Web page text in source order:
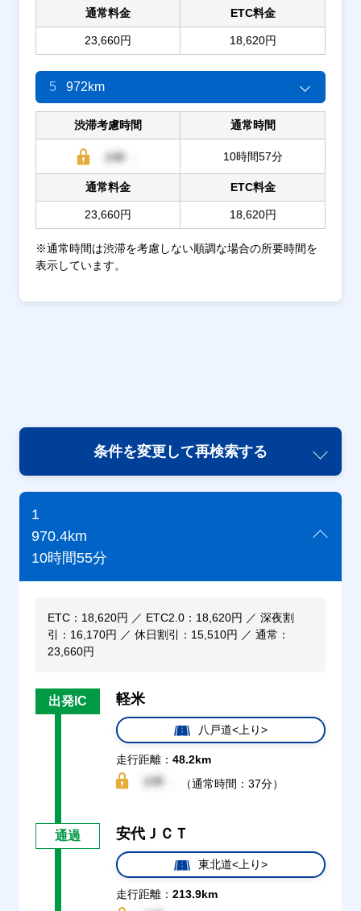
通常料金
23,660円
ETC料金
18,620円
5 972km
渋滞考慮時間 通常時間
10時間57分
通常料金
23,660円
ETC料金
18,620円
※通常時間は渋滞を考慮しない順調な場合の所要時間を
表示しています。
条件を変更して再検索する
1
970.4km
10時間55分
ETC：18,620円 ／ ETC2.0：18,620円 ／ 深夜割
引：16,170円 ／ 休日割引：15,510円 ／ 通常：
23,660円
出発IC 軽米
八戸道<上り>
走行距離： 48.2km
（通常時間：37分）
通過 安代ＪＣＴ
東北道<上り>
走行距離： 213.9km